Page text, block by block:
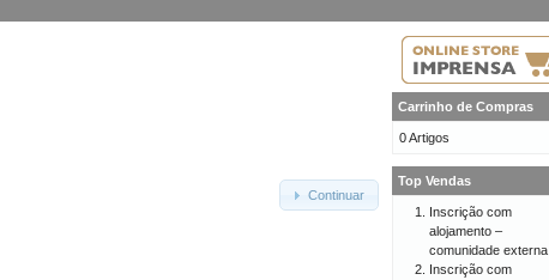
Continuar
Carrinho de Compras
0 Artigos
Top Vendas
Inscrição com
alojamento –
comunidade externa
Inscrição com